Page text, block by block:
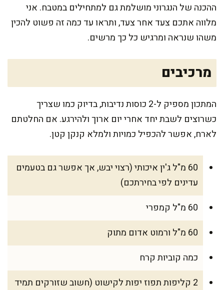
ההכנה של הנגרוני מושלמת גם למתחילים במטבח. אני
מלווה אתכם צעד אחר צעד, ותראו עד כמה זה פשוט להכין
משהו שנראה ומרגיש כל כך מרשים.
מרכיבים
המתכון מספיק ל-2 כוסות נדיבות, בדיוק כמו שצריך
כשרוצים לשבת יחד אחרי יום ארוך ולהירגע. אם החלטתם
לארח, אפשר להכפיל כמויות ולמלא קנקן קטן.
60 מ"ל ג'ין איכותי (רצוי יבש, אך אפשר גם בטעמים
עדינים לפי בחירתכם)
60 מ"ל קמפרי
60 מ"ל ורמוט אדום מתוק
כמה קוביות קרח
2 קליפות תפוז יפות לקישוט (חשוב שזורקים תמיד